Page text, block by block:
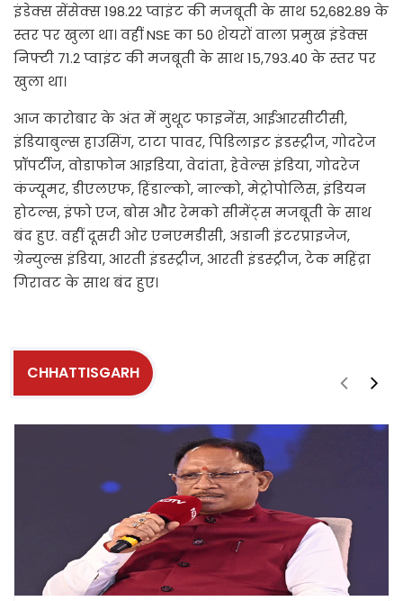
इंडेक्स सेंसेक्स 198.22 प्वाइंट की मजबूती के साथ 52,682.89 के
स्तर पर खुला था। वहीं NSE का 50 शेयरों वाला प्रमुख इंडेक्स
निफ्टी 71.2 प्वाइंट की मजबूती के साथ 15,793.40 के स्तर पर
खुला था।
आज कारोबार के अंत में मुथूट फाइनेंस, आईआरसीटीसी,
इंडियाबुल्स हाउसिंग, टाटा पावर, पिडिलाइट इंडस्ट्रीज, गोदरेज
प्रॉपर्टीज, वोडाफोन आइडिया, वेदांता, हेवेल्स इंडिया, गोदरेज
कंज्यूमर, डीएलएफ, हिंडाल्को, नाल्को, मेट्रोपोलिस, इंडियन
होटल्स, इंफो एज, बोस और रेमको सीमेंट्स मजबूती के साथ
बंद हुए. वहीं दूसरी ओर एनएमडीसी, अडानी इंटरप्राइजेज,
ग्रेन्युल्स इंडिया, आरती इंडस्ट्रीज, आरती इंडस्ट्रीज, टेक महिंद्रा
गिरावट के साथ बंद हुए।
CHHATTISGARH